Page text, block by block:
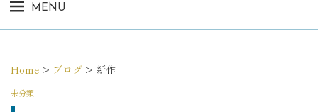
o
r
MENU
Home > ブログ > 新作
未分類